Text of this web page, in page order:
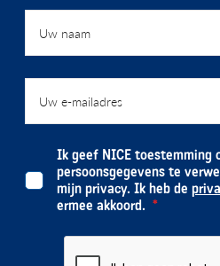
Ik geef NICE toestemming
persoonsgegevens te
mijn privacy. Ik heb de
ermee akkoord.